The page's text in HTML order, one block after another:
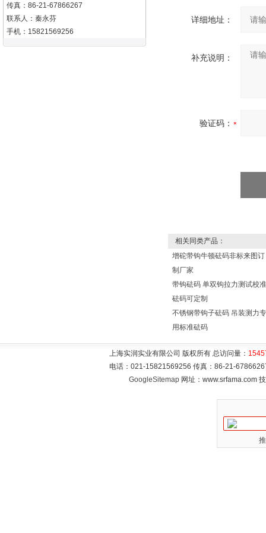
传真：86-21-67866267
联系人：秦永芬
手机：15821569256
详细地址：
补充说明：
验证码：
相关同类产品：
增砣带钩牛顿砝码非标来图订
制厂家
带钩砝码 单双钩拉力测试校准
砝码可定制
不锈钢带钩子砝码 吊装测力专
用标准砝码
上海实润实业有限公司 版权所有 总访问量：
电话：021-15821569256 传真：86-21-
GoogleSitemap网址：www.srfama.com